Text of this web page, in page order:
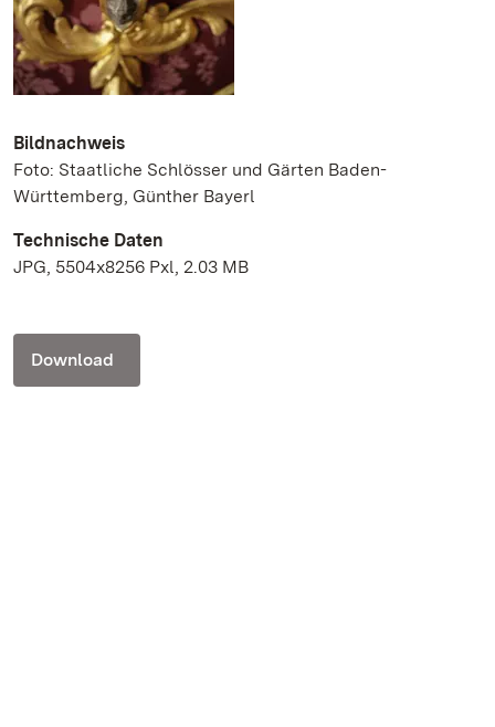
Bildnachweis
Foto: Staatliche Schlösser und Gärten Baden-
Württemberg, Günther Bayerl
Technische Daten
JPG, 5504x8256 Pxl, 2.03 MB
Download